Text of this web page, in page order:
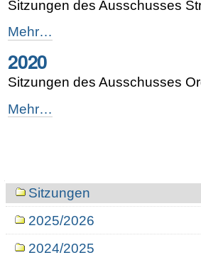
Sitzungen des Ausschusses
2021
-
Mehr…
2020
Sitzungen des Ausschusses
2020
-
Mehr…
NavigationSitzungen
2025/2026
2024/2025